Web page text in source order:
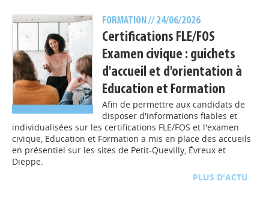
FORMATION // 24/06/2026
Certifications FLE/FOS
Examen civique : guichets
d'accueil et d'orientation à
Education et Formation
Afin de permettre aux candidats de
disposer d'informations fiables et
individualisées sur les certifications FLE/FOS et l'examen
civique, Education et Formation a mis en place des accueils
en présentiel sur les sites de Petit-Quevilly, Évreux et
Dieppe.
D'ACTU